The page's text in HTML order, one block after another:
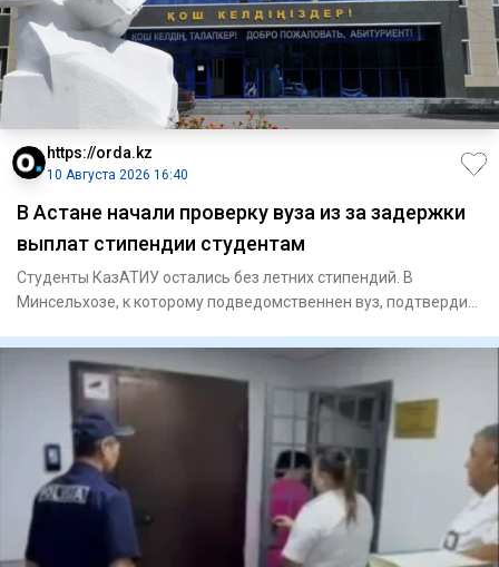
https://orda.kz
10 Августа 2026 16:40
В Астане начали проверку вуза из за задержки
выплат стипендии студентам
Студенты КазАТИУ остались без летних стипендий. В
Минсельхозе, к которому подведомственнен вуз, подтвердил